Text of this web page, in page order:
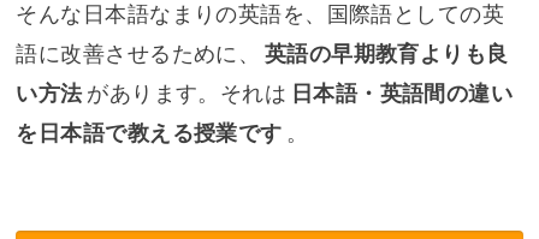
そんな日本語なまりの英語を、国際語としての英
語に改善させるために、
英語の早期教育よりも良
い方法 があります。それは 日本語・英語間の違い
を日本語で教える授業です 。